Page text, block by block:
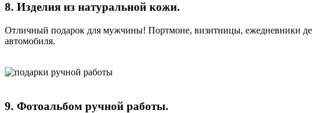
8. Изделия из натуральной кожи.
Отличный подарок для мужчины! Портмоне, визитницы, ежедневники
автомобиля.
9. Фотоальбом ручной работы.